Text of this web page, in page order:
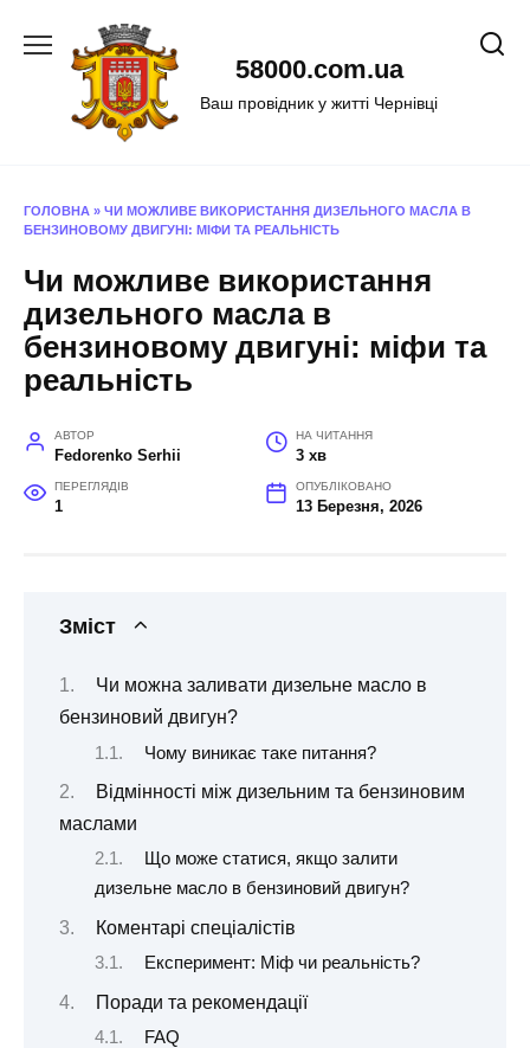
58000.com.ua
Ваш провідник у житті Чернівці
ГОЛОВНА » ЧИ МОЖЛИВЕ ВИКОРИСТАННЯ ДИЗЕЛЬНОГО МАСЛА В
БЕНЗИНОВОМУ ДВИГУНІ: МІФИ ТА РЕАЛЬНІСТЬ
Чи можливе використання
дизельного масла в
бензиновому двигуні: міфи та
реальність
АВТОР
Fedorenko Serhii
НА ЧИТАННЯ
3 хв
ПЕРЕГЛЯДІВ
1
ОПУБЛІКОВАНО
13 Березня, 2026
Зміст
Чи можна заливати дизельне масло в
бензиновий двигун?
Чому виникає таке питання?
Відмінності між дизельним та бензиновим
маслами
Що може статися, якщо залити
дизельне масло в бензиновий двигун?
Коментарі спеціалістів
Експеримент: Міф чи реальність?
Поради та рекомендації
FAQ